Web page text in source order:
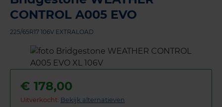
CONTROL A005 EVO
225/65R17 106V EXTRALOAD
€ 178,00
Uitverkocht: Bekijk alternatieven